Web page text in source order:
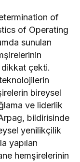
of
of Operating
sunulan
çekti.
bireysel
ve liderlik
bildirisinde
yenilikçilik
yapılan
hemşirelerinin